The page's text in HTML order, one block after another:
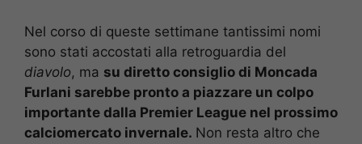
Nel corso di queste settimane tantissimi nomi
sono stati accostati alla retroguardia del
diavolo, ma su diretto consiglio di Moncada
Furlani sarebbe pronto a piazzare un colpo
importante dalla Premier League nel prossimo
calciomercato invernale. Non resta altro che